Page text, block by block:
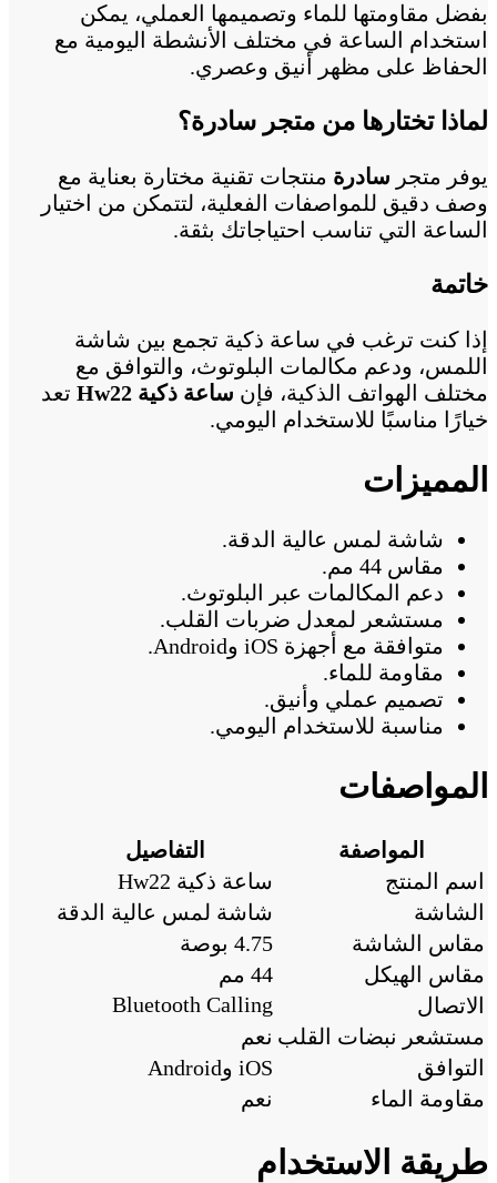
بفضل مقاومتها للماء وتصميمها العملي، يمكن
استخدام الساعة في مختلف الأنشطة اليومية مع
الحفاظ على مظهر أنيق وعصري.
لماذا تختارها من متجر سادرة؟
يوفر متجر سادرة منتجات تقنية مختارة بعناية مع
وصف دقيق للمواصفات الفعلية، لتتمكن من اختيار
الساعة التي تناسب احتياجاتك بثقة.
خاتمة
إذا كنت ترغب في ساعة ذكية تجمع بين شاشة
اللمس، ودعم مكالمات البلوتوث، والتوافق مع
مختلف الهواتف الذكية، فإن ساعة ذكية Hw22
تعد
خيارًا مناسبًا للاستخدام اليومي.
المميزات
شاشة لمس عالية الدقة.
مقاس 44 مم.
دعم المكالمات عبر البلوتوث.
مستشعر لمعدل ضربات القلب.
متوافقة مع أجهزة iOS وAndroid.
مقاومة للماء.
تصميم عملي وأنيق.
مناسبة للاستخدام اليومي.
المواصفات
المواصفة
التفاصيل
اسم المنتج
ساعة ذكية Hw22
الشاشة
شاشة لمس عالية الدقة
مقاس الشاشة
4.75 بوصة
مقاس الهيكل
44 مم
الاتصال
Bluetooth Calling
مستشعر نبضات القلب نعم
التوافق
iOS وAndroid
مقاومة الماء
نعم
طريقة الاستخدام